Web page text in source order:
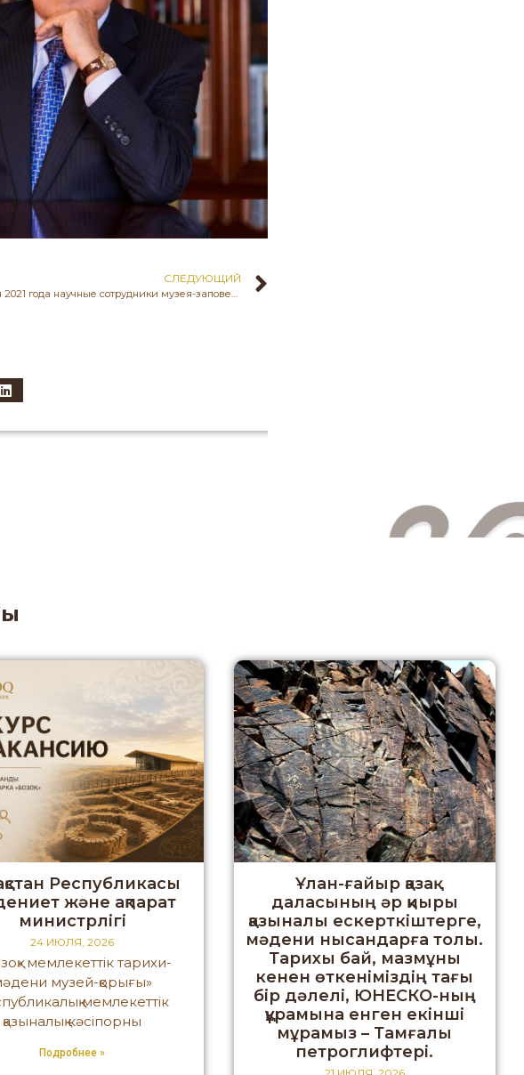
СЛЕДУЮЩИЙ
3 декабря 2021 года научные сотрудники музея-заповедника «Бозок» приняли участие в открытии научного зала имени К. Акишева в Национальном музее РК. С этой целью НИИ археологии им. Акишева переданы личные вещи, фотографии, книги, рукописи археолога.
Республикасы
және ақпарат
министрлігі
24 ИЮЛЯ, 2026
мемлекеттік тарихи-
музей-қорығы»
мемлекеттік
қазыналық кәсіпорны
Подробнее »
Ұлан-ғайыр қазақ
даласының әр қиыры
қазыналы ескерткіштерге,
мәдени нысандарға толы.
Тарихы бай, мазмұны
кенен өткеніміздің тағы
бір дәлелі, ЮНЕСКО-ның
құрамына енген екінші
мұрамыз – Тамғалы
петроглифтері.